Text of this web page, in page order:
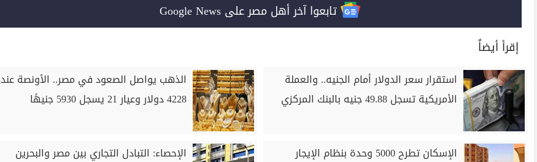
تابعوا آخر أهل مصر على Google News
إقرأ أيضاً
استقرار سعر الدولار أمام الجنيه.. والعملة
الأمريكية تسجل 49.88 جنيه بالبنك المركزي
الذهب يواصل الصعود في مصر.. الأونصة عند
4228 دولار وعيار 21 يسجل 5930 جنيهًا
الإسكان تطرح 5000 وحدة بنظام الإيجار الإحصاء: التبادل التجاري بين مصر والبحرين